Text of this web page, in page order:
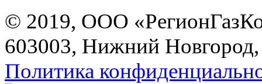
© 2019, ООО
603003, Нижний
Политика